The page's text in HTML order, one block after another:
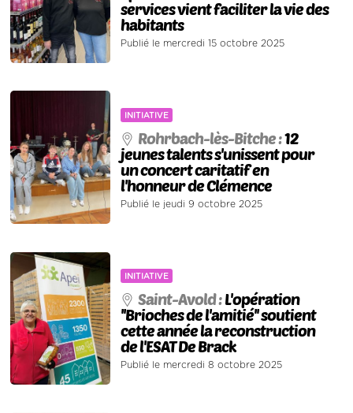
services vient faciliter la vie des
habitants
Publié le mercredi 15 octobre 2025
INITIATIVE
Rohrbach-lès-Bitche :12
jeunes talents s'unissent pour
un concert caritatif en
l'honneur de Clémence
Publié le jeudi 9 octobre 2025
INITIATIVE
Saint-Avold :L'opération
''Brioches de l'amitié'' soutient
cette année la reconstruction
de l'ESAT De Brack
Publié le mercredi 8 octobre 2025